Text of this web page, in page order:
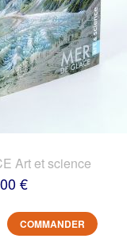
Art et science
€
COMMANDER